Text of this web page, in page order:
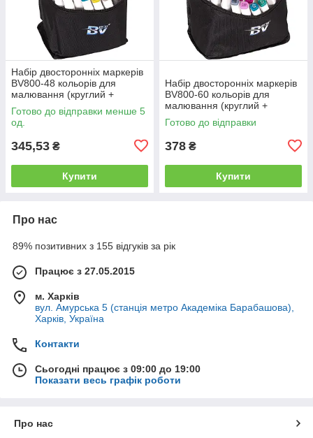
Набір двосторонніх маркерів
BV800-48 кольорів для
малювання (круглий +
скісний.) квадратний у сумці
Готово до відправки менше 5
од.
345,53 ₴
Купити
Набір двосторонніх маркерів
BV800-60 кольорів для
малювання (круглий +
скісний.) квадратний у сумці
Готово до відправки
378 ₴
Купити
Про нас
89% позитивних з 155 відгуків за рік
Працює з 27.05.2015
м. Харків
вул. Амурська 5 (станція метро Академіка Барабашова),
Харків, Україна
Контакти
Сьогодні працює з 09:00 до 19:00
Показати весь графік роботи
Про нас